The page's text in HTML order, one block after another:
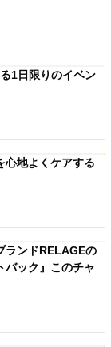
1日限りのイベン
心地よくケアする
ランドRELAGEの
バック』このチャ